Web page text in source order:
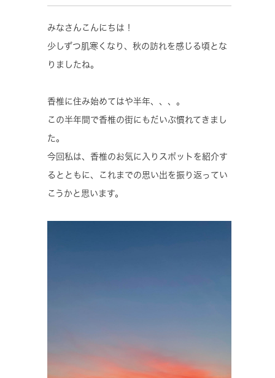
みなさんこんにちは！
少しずつ肌寒くなり、秋の訪れを感じる頃とな
りましたね。
香椎に住み始めてはや半年、、、。
この半年間で香椎の街にもだいぶ慣れてきまし
た。
今回私は、香椎のお気に入りスポットを紹介す
るとともに、これまでの思い出を振り返ってい
こうかと思います。